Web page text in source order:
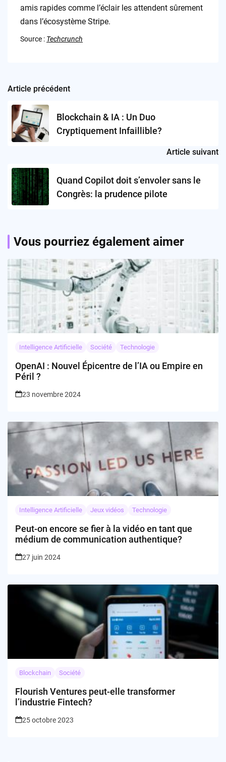
amis rapides comme l’éclair les attendent sûrement
dans l’écosystème Stripe.
Source : Techcrunch
Post
navigation
Article précédent
Blockchain & IA : Un Duo
Cryptiquement Infaillible?
Article suivant
Quand Copilot doit s’envoler sans le
Congrès: la prudence pilote
Vous pourriez également aimer
Intelligence Artificielle Société Technologie
OpenAI : Nouvel Épicentre de l’IA ou Empire en
Péril ?
23 novembre 2024
Intelligence Artificielle Jeux vidéos Technologie
Peut-on encore se fier à la vidéo en tant que
médium de communication authentique?
27 juin 2024
Blockchain Société
Flourish Ventures peut-elle transformer
l’industrie Fintech?
25 octobre 2023